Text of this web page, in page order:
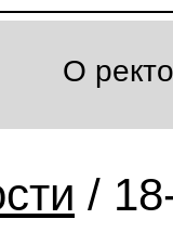
О
/